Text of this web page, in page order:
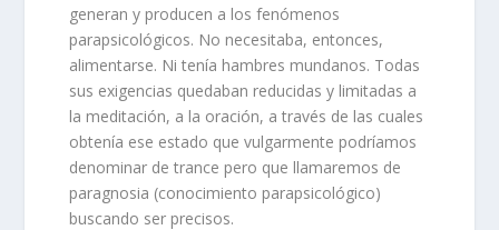
generan y producen a los fenómenos
parapsicológicos. No necesitaba, entonces,
alimentarse. Ni tenía hambres mundanos. Todas
sus exigencias quedaban reducidas y limitadas a
la meditación, a la oración, a través de las cuales
obtenía ese estado que vulgarmente podríamos
denominar de trance pero que llamaremos de
paragnosia (conocimiento parapsicológico)
buscando ser precisos.